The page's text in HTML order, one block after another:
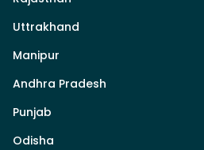
Uttrakhand
Manipur
Andhra Pradesh
Punjab
Odisha